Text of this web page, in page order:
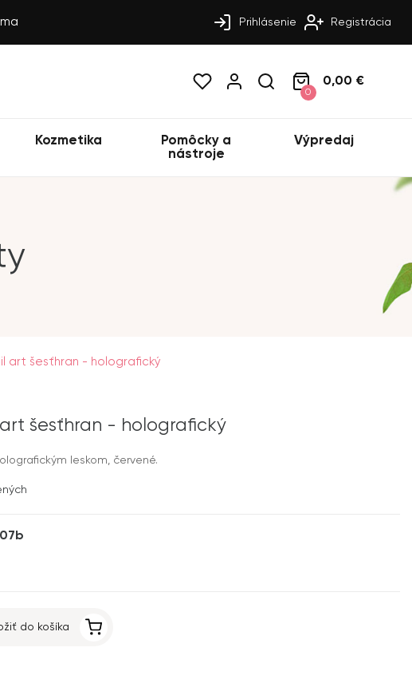
Prihlásenie Registrácia
0
0,00 €
Kozmetika
Pomôcky a
nástroje
Výpredaj
art šesťhran - holografický
šesťhran - holografický
leskom, červené.
do košíka